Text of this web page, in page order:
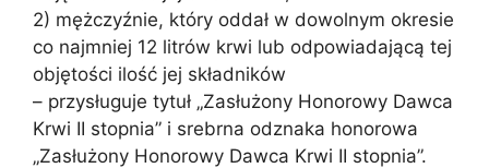
2) mężczyźnie, który oddał w dowolnym okresie
co najmniej 12 litrów krwi lub odpowiadającą tej
objętości ilość jej składników
– przysługuje tytuł „Zasłużony Honorowy Dawca
Krwi II stopnia” i srebrna odznaka honorowa
„Zasłużony Honorowy Dawca Krwi II stopnia”.